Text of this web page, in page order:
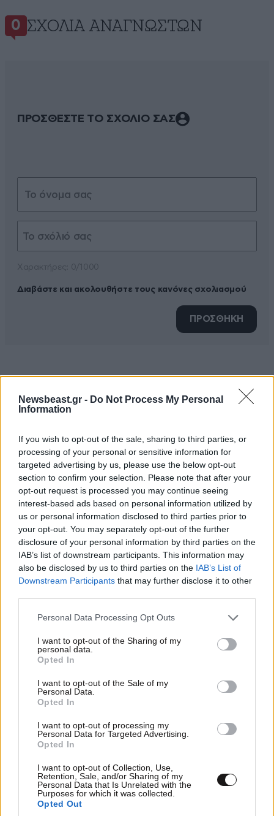
Newsbeast.gr - Do Not Process My Personal
Information
If you wish to opt-out of the sale, sharing to third parties, or
processing of your personal or sensitive information for
targeted advertising by us, please use the below opt-out
section to confirm your selection. Please note that after your
opt-out request is processed you may continue seeing
interest-based ads based on personal information utilized by
us or personal information disclosed to third parties prior to
your opt-out. You may separately opt-out of the further
disclosure of your personal information by third parties on the
IAB’s list of downstream participants. This information may
also be disclosed by us to third parties on the IAB’s List of
Downstream Participants that may further disclose it to other
Please note that this website/app uses one or more Google
not limited to your visit or usage behaviour. You may click to
grant or deny consent to Google and its third-party tags to
use your data for below specified purposes in below Google
consent section.
Personal Data Processing Opt Outs
I want to opt-out of the Sharing of my
personal data.
Opted In
I want to opt-out of the Sale of my
Personal Data.
Opted In
I want to opt-out of processing my
Personal Data for Targeted Advertising.
Opted In
I want to opt-out of Collection, Use,
Retention, Sale, and/or Sharing of my
Personal Data that Is Unrelated with the
Purposes for which it was collected.
Opted Out
0 ΣΧΌΛΙΑ ΑΝΑΓΝΩΣΤΏΝ
ΠΡΟΣΘΕΣΤΕ ΤΟ ΣΧΟΛΙΟ ΣΑΣ
Διαβάστε και ακολουθήστε τους κανόνες σχολιασμού
ΠΡΟΣΘΗΚΗ
07·08·2026 21:30
Ακυρώνει δύο συμβόλαια ο Λαρεντζάκης και
υπογράφει σε ελληνική ομάδα-έκπληξη!